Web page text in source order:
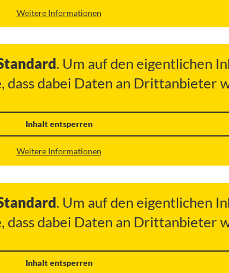
Weitere Informationen
. Um auf den eigentlichen
dass dabei Daten an Drittanbieter
Inhalt entsperren
Weitere Informationen
. Um auf den eigentlichen
dass dabei Daten an Drittanbieter
Inhalt entsperren